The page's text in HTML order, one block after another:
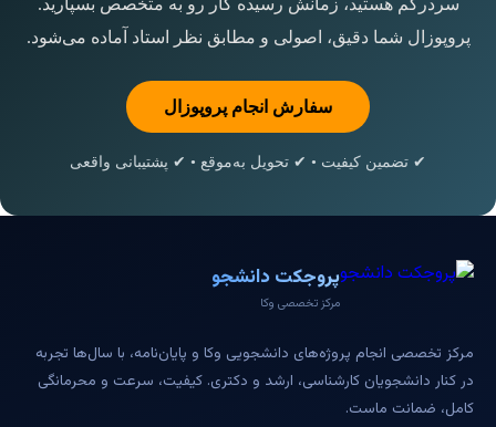
سردرگم هستید، زمانش رسیده کار رو به متخصص بسپارید.
پروپوزال شما دقیق، اصولی و مطابق نظر استاد آماده می‌شود.
سفارش انجام پروپوزال
✔ تضمین کیفیت • ✔ تحویل به‌موقع • ✔ پشتیبانی واقعی
پروجکت دانشجو
مرکز تخصصی وکا
مرکز تخصصی انجام پروژه‌های دانشجویی وکا و پایان‌نامه، با سال‌ها تجربه
در کنار دانشجویان کارشناسی، ارشد و دکتری. کیفیت، سرعت و محرمانگی
کامل، ضمانت ماست.